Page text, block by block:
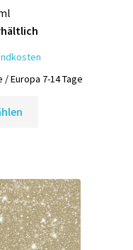
/ Europa 7-14 Tage
auf.
Die
Optionen
können